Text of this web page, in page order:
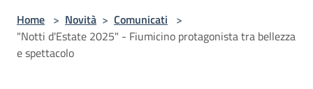
Home > Novità > Comunicati >
"Notti d'Estate 2025" - Fiumicino protagonista tra bellezza
e spettacolo